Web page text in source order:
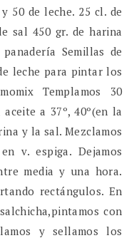
50 de leche. 25 cl. de
sal 450 gr. de harina
Semillas de
leche para pintar los
Templamos 30
a 37º, 40º(en la
y la sal. Mezclamos
v. espiga. Dejamos
media y una hora.
rectángulos. En
con
y sellamos los